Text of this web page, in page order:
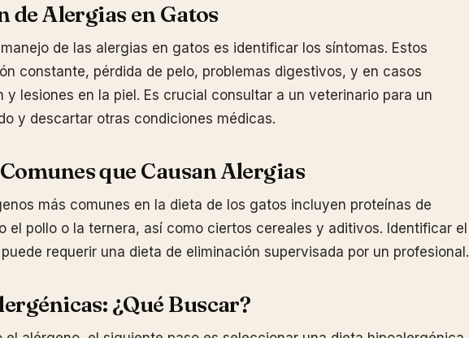
Alergias en Gatos
de las alergias en gatos es identificar los síntomas. Estos
constante, pérdida de pelo, problemas digestivos, y en casos
y lesiones en la piel. Es crucial consultar a un veterinario para un
y descartar otras condiciones médicas.
que Causan Alergias
más comunes en la dieta de los gatos incluyen proteínas de
el pollo o la ternera, así como ciertos cereales y aditivos. Identificar el
requerir una dieta de eliminación supervisada por un profesional.
¿Qué Buscar?